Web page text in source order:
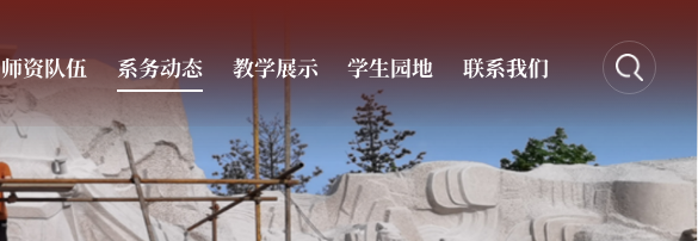
师资队伍 系务动态 教学展示 学生园地 联系我们